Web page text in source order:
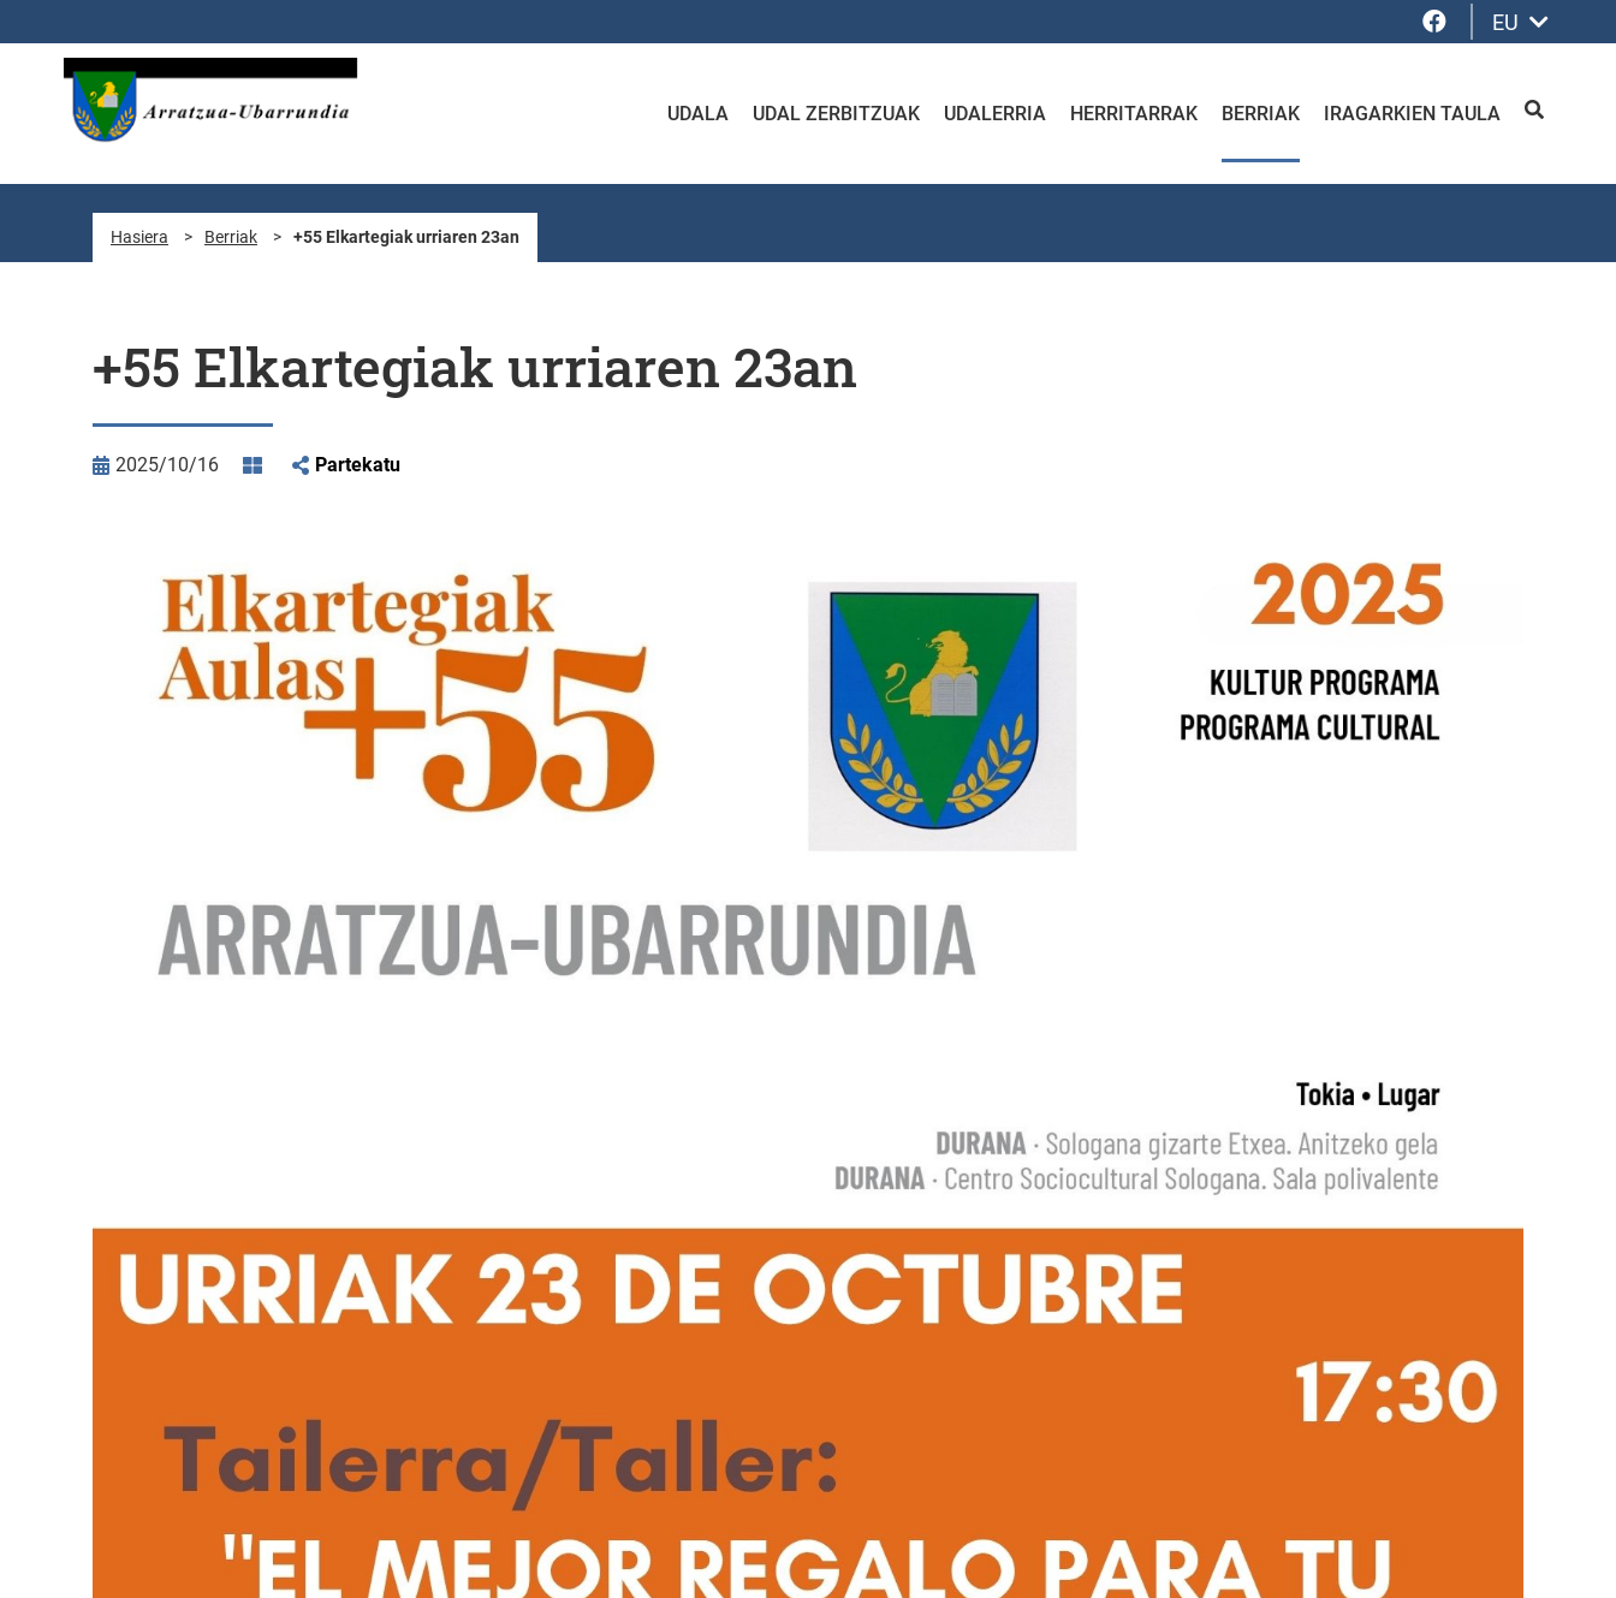
Facebook
EU
UDALA UDAL ZERBITZUAK UDALERRIA HERRITARRAK BERRIAK IRAGARKIEN TAULA BILATU
Hasiera > Berriak > +55 Elkartegiak urriaren 23an
+55 Elkartegiak urriaren 23an
2025/10/16 Partekatu